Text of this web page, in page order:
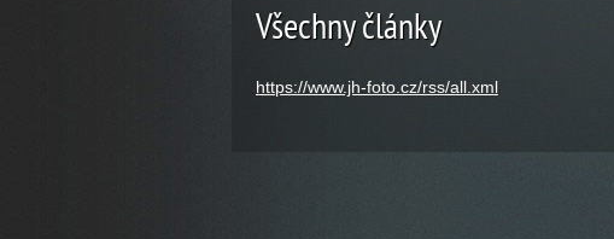
Všechny články
https://www.jh-foto.cz/rss/all.xml